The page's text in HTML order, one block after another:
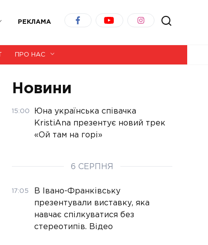
РЕКЛАМА
ПРО НАС
Новини
15:00
Юна українська співачка
KristiAna презентує новий трек
«Ой там на горі»
6 СЕРПНЯ
17:05
В Івано-Франківську
презентували виставку, яка
навчає спілкуватися без
стереотипів. Відео